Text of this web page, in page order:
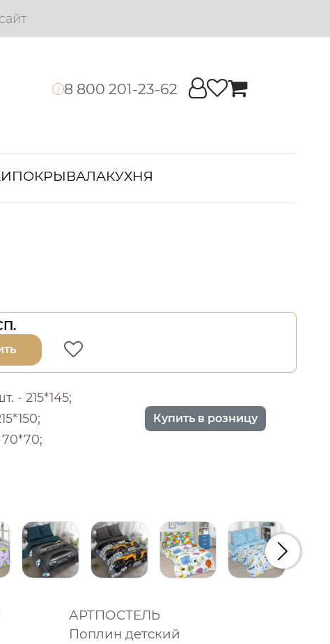
i 8 800 201-23-62
ПОКРЫВАЛАКУХНЯ
- 215*145;
Купить в розницу
АРТПОСТЕЛЬ
Поплин детский